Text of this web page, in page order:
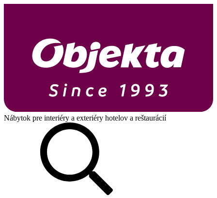
Nábytok pre interiéry a exteriéry hotelov a reštaurácií